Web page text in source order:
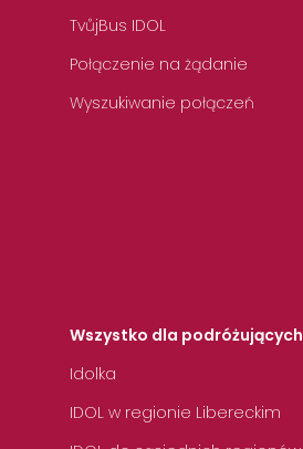
TvůjBus IDOL
Połączenie na żądanie
Wyszukiwanie połączeń
Wszystko dla podróżujących
Idolka
IDOL w regionie Libereckim